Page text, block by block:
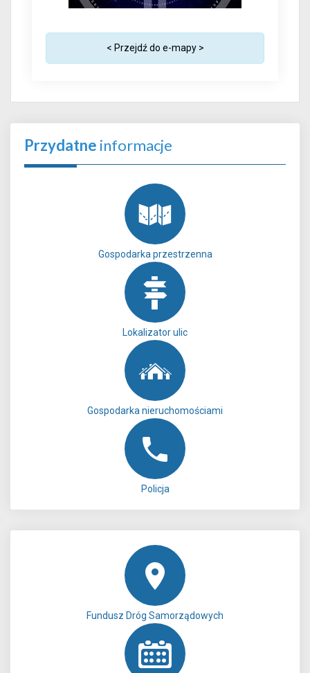
< Przejdź do e-mapy >
Przydatne informacje
Gospodarka przestrzenna
Lokalizator ulic
Gospodarka nieruchomościami
Policja
Fundusz Dróg Samorządowych